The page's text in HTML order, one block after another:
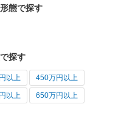
態で探す
探す
以上 450万円以上
以上 650万円以上